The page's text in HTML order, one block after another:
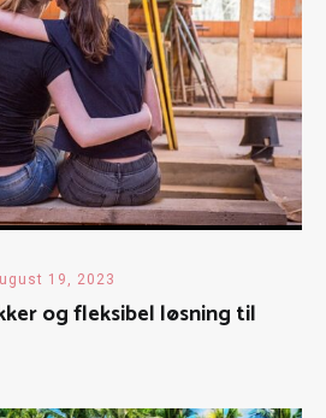
19, 2023
og fleksibel løsning til